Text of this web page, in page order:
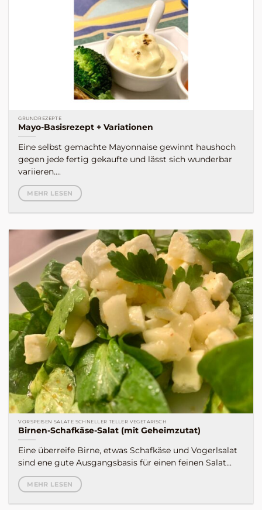
GRUNDREZEPTE
Mayo-Basisrezept + Variationen
Eine selbst gemachte Mayonnaise gewinnt haushoch
gegen jede fertig gekaufte und lässt sich wunderbar
variieren....
MEHR LESEN
VORSPEISEN SALATE SCHNELLER TELLER VEGETARISCH
Birnen-Schafkäse-Salat (mit Geheimzutat)
Eine überreife Birne, etwas Schafkäse und Vogerlsalat
sind ene gute Ausgangsbasis für einen feinen Salat...
MEHR LESEN